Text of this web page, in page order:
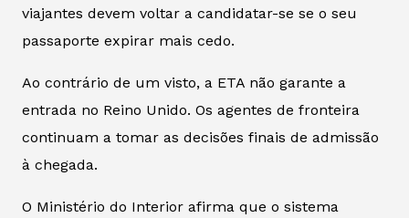
viajantes devem voltar a candidatar-se se o seu
passaporte expirar mais cedo.
Ao contrário de um visto, a ETA não garante a
entrada no Reino Unido. Os agentes de fronteira
continuam a tomar as decisões finais de admissão
à chegada.
O Ministério do Interior afirma que o sistema